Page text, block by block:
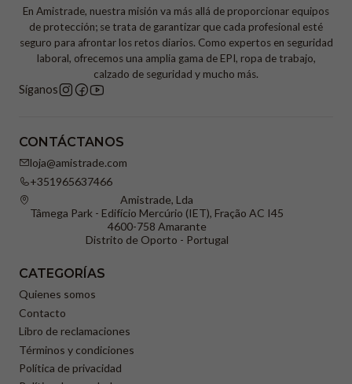
En Amistrade, nuestra misión va más allá de proporcionar equipos
de protección; se trata de garantizar que cada profesional esté
seguro para afrontar los retos diarios. Como expertos en seguridad
laboral, ofrecemos una amplia gama de EPI, ropa de trabajo,
calzado de seguridad y mucho más.
Síganos
CONTÁCTANOS
loja@amistrade.com
+351965637466
Amistrade, Lda
Tâmega Park - Edifício Mercúrio (IET), Fração AC I45
4600-758 Amarante
Distrito de Oporto - Portugal
CATEGORÍAS
Quienes somos
Contacto
Libro de reclamaciones
Términos y condiciones
Política de privacidad